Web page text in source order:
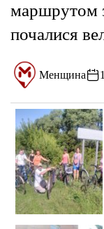
маршрутом
почалися
Менщина